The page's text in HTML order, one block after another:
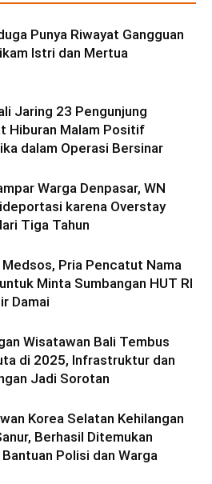
Punya Riwayat Gangguan
Istri dan Mertua
Jaring 23 Pengunjung
Hiburan Malam Positif
dalam Operasi Bersinar
Warga Denpasar, WN
karena Overstay
Tiga Tahun
Pria Pencatut Nama
Minta Sumbangan HUT RI
Damai
Wisatawan Bali Tembus
di 2025, Infrastruktur dan
Jadi Sorotan
Korea Selatan Kehilangan
Berhasil Ditemukan
Polisi dan Warga